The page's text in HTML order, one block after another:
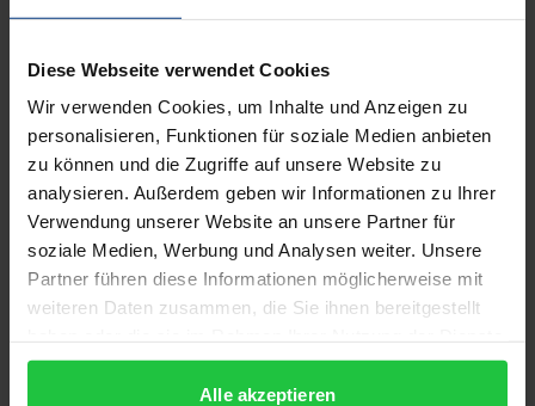
Diese Webseite verwendet Cookies
Wir verwenden Cookies, um Inhalte und Anzeigen zu
personalisieren, Funktionen für soziale Medien anbieten
zu können und die Zugriffe auf unsere Website zu
analysieren. Außerdem geben wir Informationen zu Ihrer
Verwendung unserer Website an unsere Partner für
soziale Medien, Werbung und Analysen weiter. Unsere
Partner führen diese Informationen möglicherweise mit
weiteren Daten zusammen, die Sie ihnen bereitgestellt
gesammelt haben.
Alle akzeptieren
die Wahrnehmung des Anderen derart wie das
aber nicht nur der Schrecken der
Menschenfresserei, sondern auch ihr enormes
Potential, ein ganz Anderes, das oft das verdeckte
Eigene ist, zu versinnbildlichen. Der Mund als Organ
der Nahrungsaufnahme, der Sprache und der Liebe
symbolisiert den Komplex von Sprache und
Kommunikation, Identität und Körperlichkeit,
Sexualität und Gewalt: Die Anthropophagie als